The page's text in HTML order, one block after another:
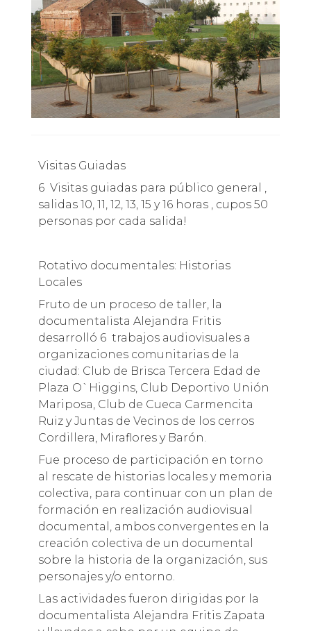
Visitas Guiadas
6 Visitas guiadas para público general ,
salidas 10, 11, 12, 13, 15 y 16 horas , cupos 50
personas por cada salida!
Rotativo documentales: Historias
Locales
Fruto de un proceso de taller, la
documentalista Alejandra Fritis
desarrolló 6 trabajos audiovisuales a
organizaciones comunitarias de la
ciudad: Club de Brisca Tercera Edad de
Plaza O`Higgins, Club Deportivo Unión
Mariposa, Club de Cueca Carmencita
Ruiz y Juntas de Vecinos de los cerros
Cordillera, Miraflores y Barón.
Fue proceso de participación en torno
al rescate de historias locales y memoria
colectiva, para continuar con un plan de
formación en realización audiovisual
documental, ambos convergentes en la
creación colectiva de un documental
sobre la historia de la organización, sus
personajes y/o entorno.
Las actividades fueron dirigidas por la
documentalista Alejandra Fritis Zapata